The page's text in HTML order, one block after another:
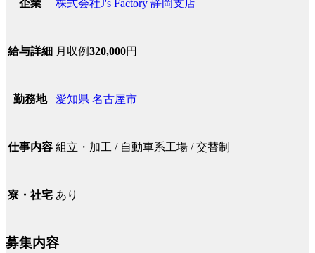
企業 株式会社J's Factory 静岡支店
給与詳細 月収例320,000円
勤務地 愛知県 名古屋市
仕事内容 組立・加工 / 自動車系工場 / 交替制
寮・社宅 あり
募集内容